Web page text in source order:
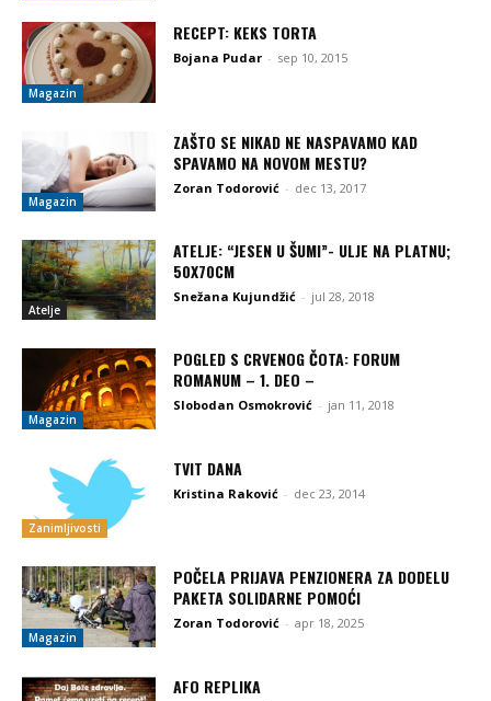
Magazin
RECEPT: KEKS TORTA
Bojana Pudar - sep 10, 2015
Magazin
ZAŠTO SE NIKAD NE NASPAVAMO KAD
SPAVAMO NA NOVOM MESTU?
Zoran Todorović - dec 13, 2017
Atelje
ATELJE: “JESEN U ŠUMI”- ULJE NA PLATNU;
50X70CM
Snežana Kujundžić - jul 28, 2018
Magazin
POGLED S CRVENOG ČOTA: FORUM
ROMANUM – 1. DEO –
Slobodan Osmokrović - jan 11, 2018
Zanimljivosti
TVIT DANA
Kristina Raković - dec 23, 2014
Magazin
POČELA PRIJAVA PENZIONERA ZA DODELU
PAKETA SOLIDARNE POMOĆI
Zoran Todorović - apr 18, 2025
AFO REPLIKA